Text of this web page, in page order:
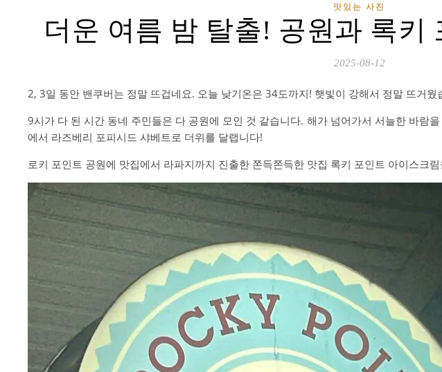
맛있는 사진
더운 여름 밤 탈출! 공원과 록키
2025-08-12
2, 3일 동안 밴쿠버는 정말 뜨겁네요. 오늘 낮기온은 34도까지! 햇빛이 강해서 정말 뜨거웠
9시가 다 된 시간 동네 주민들은 다 공원에 모인 것 같습니다. 해가 넘어가서 서늘한 바람
에서 라즈베리 포피시드 샤베트로 더위를 달랩니다!
로키 포인트 공원에 맛집에서 라파지까지 진출한 쫀득쫀득한 맛집 록키 포인트 아이스크